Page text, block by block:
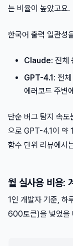
는 비율이 높았고요.
한국어 출력 일관성
Claude: 전체
GPT-4.1: 전
에러코드 주변
단순 버그 탐지 속
으로 GPT-4.1이 약
함수 단위 리뷰에서
월 실사용 비용:
1인 개발자 기준,
600토큰)을 넣었을